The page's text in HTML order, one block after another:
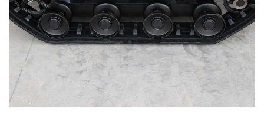
Omas
Ompagrill
Ooni
Oriental Koshin
Outdoorchef
P